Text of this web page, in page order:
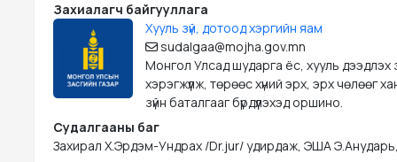
Захиалагч байгууллага
Хууль зүй, дотоод хэргийн яам
sudalgaa@mojha.gov.mn
Монгол Улсад шударга ёс, хууль дээдлэх
хэрэгжүүлж, төрөөс хүний эрх, эрх чөлөөг
зүйн баталгааг бүрдүүлэхэд оршино.
Судалгааны баг
Захирал Х.Эрдэм-Ундрах /Dr.jur/ удирдаж, ЭША